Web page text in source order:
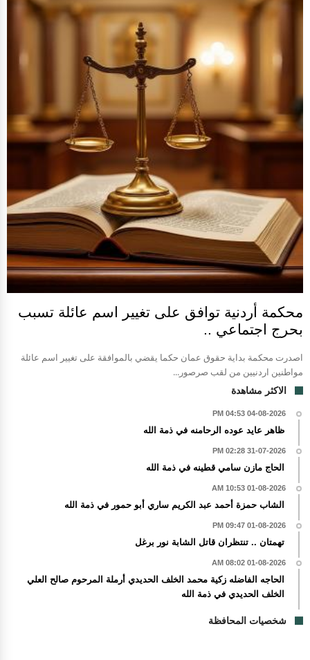
محكمة أردنية توافق على تغيير اسم عائلة تسبب
بحرج اجتماعي ..
اصدرت محكمة بداية حقوق عمان حكما يقضي بالموافقة على تغيير اسم عائلة
مواطنين اردنيين من لقب صرصور...
الاكثر مشاهدة
04-08-2026 04:53 PM
ظاهر عايد عوده الرحامنه في ذمة الله
31-07-2026 02:28 PM
الحاج مازن سامي قطينه في ذمة الله
01-08-2026 10:53 AM
الشاب حمزة أحمد عبد الكريم ساري أبو حمور في ذمة الله
01-08-2026 09:47 PM
تهمتان .. تنتظران قاتل الشابة نور برغل
01-08-2026 08:02 AM
الحاجه الفاضله زكية محمد الخلف الحديدي أرملة المرحوم صالح العلي
الخلف الحديدي في ذمة الله
شخصيات المحافظة